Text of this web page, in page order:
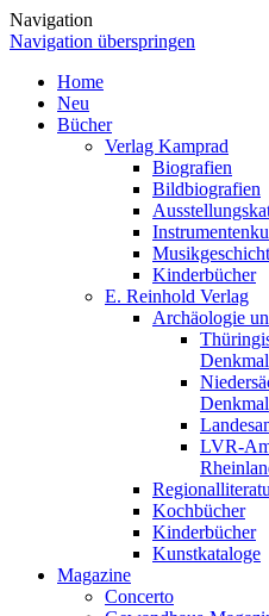
Navigation
Navigation überspringen
Home
Neu
Bücher
Verlag Kamprad
Biografien
Bildbiografien
Kinderbücher
E. Reinhold Verlag
Archäologie
LVR-
Kochbücher
Kinderbücher
Kunstkataloge
Magazine
Concerto